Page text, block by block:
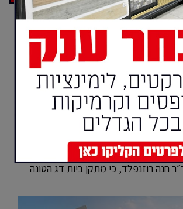
של מלח״י באילת אושרה -
לפעול בתחילת 2028
דרום אישרה את התוכנית הכוללת למרכז
ימית באילת, המסדירה לראשונה את
כולו ● התוכנית משתרעת על פני
כ-88 דונם ומאפשרת הקמת 73,320 מ״ר מעל הקרקע
הכשרה, חינוך ופעילות הפתוחה
לציבור ● בתגובה מ-28 ביולי 2026 לפניית ״ערב ערב״ מסרה
חנה רוזנפלד, כי מתקן ביות דג הטונה